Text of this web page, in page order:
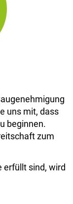
uns mit, dass
beginnen.
zum
erfüllt sind, wird